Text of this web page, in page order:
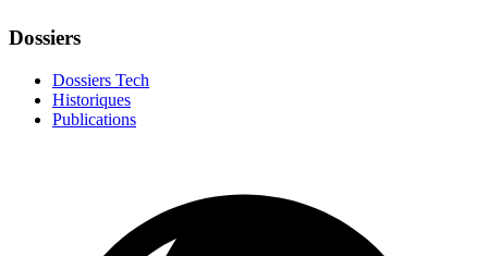
Dossiers
Dossiers Tech
Historiques
Publications